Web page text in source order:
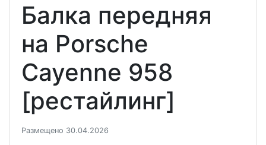
Балка передняя
на Porsche
Cayenne 958
[рестайлинг]
Размещено 30.04.2026